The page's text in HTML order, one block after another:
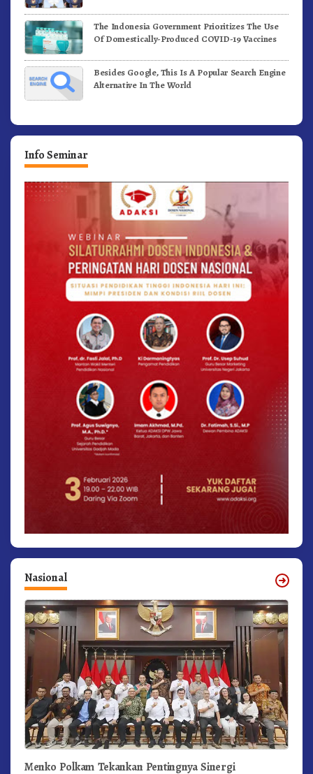
The Indonesia Government Prioritizes The Use
Of Domestically-Produced COVID-19 Vaccines
Besides Google, This Is A Popular Search Engine
Alternative In The World
Info Seminar
Nasional
Menko Polkam Tekankan Pentingnya Sinergi